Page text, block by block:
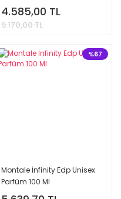
4.585,00 TL
9.170,00 TL
%67
Montale İnfinity Edp Unisex
Parfüm 100 Ml